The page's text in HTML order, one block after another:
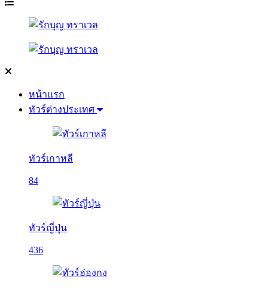
หน้าแรก
ทัวร์ต่างประเทศ
ทัวร์เกาหลี
84
ทัวร์ญี่ปุ่น
436